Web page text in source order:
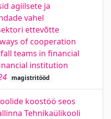
agiilsete ja
vahel
ettevõtte
of cooperation
teams in financial
institution
magistritööd
koostöö seos
Tehnikaülikooli